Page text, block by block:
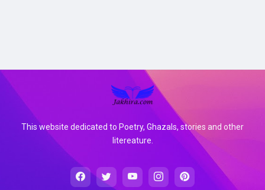
This website dedicated to Poetry, Ghazals, stories and other
litereature.